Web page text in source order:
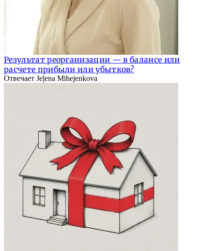
Результат реорганизации — в балансе или
расчете прибыли или убытков?
Отвечает Jeļena Mihejenkova